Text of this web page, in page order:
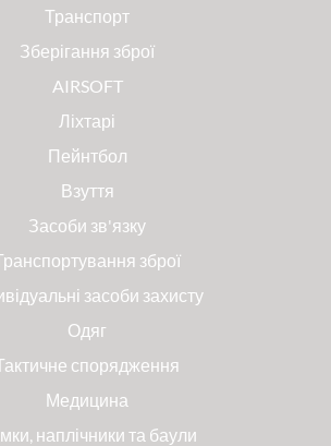
Транспорт
Зберігання зброї
AIRSOFT
Ліхтарі
Пейнтбол
Взуття
Засоби зв'язку
зброї
засоби захисту
Одяг
спорядження
Медицина
наплічники та баули